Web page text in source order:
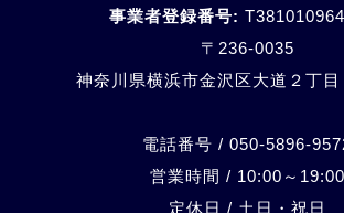
事業者登録番号:
〒236-0035
神奈川県横浜市金沢区大道２丁
電話番号 / 050-5896-
営業時間 / 10:00～19:00
定休日 / 土日・祝日